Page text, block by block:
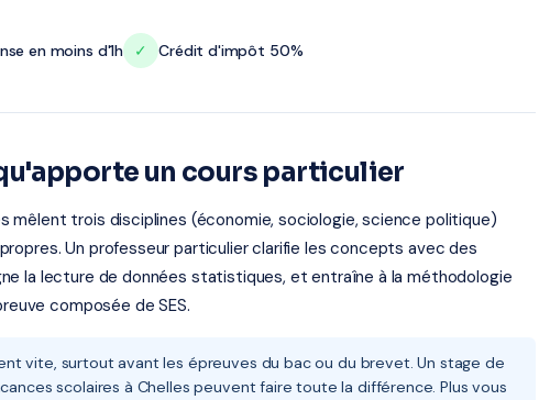
en moins d'1h ✓ Crédit d'impôt 50%
un cours particulier
mêlent trois disciplines (économie, sociologie, science politique)
Un professeur particulier clarifie les concepts avec des
la lecture de données statistiques, et entraîne à la méthodologie
composée de SES.
vite, surtout avant les épreuves du bac ou du brevet. Un stage de
scolaires à Chelles peuvent faire toute la différence. Plus vous